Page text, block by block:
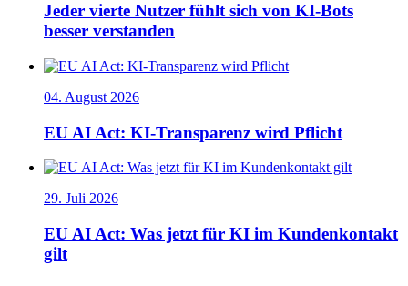
Jeder vierte Nutzer fühlt sich von KI-Bots
besser verstanden
04. August 2026
EU AI Act: KI-Transparenz wird Pflicht
29. Juli 2026
EU AI Act: Was jetzt für KI im Kundenkontakt
gilt